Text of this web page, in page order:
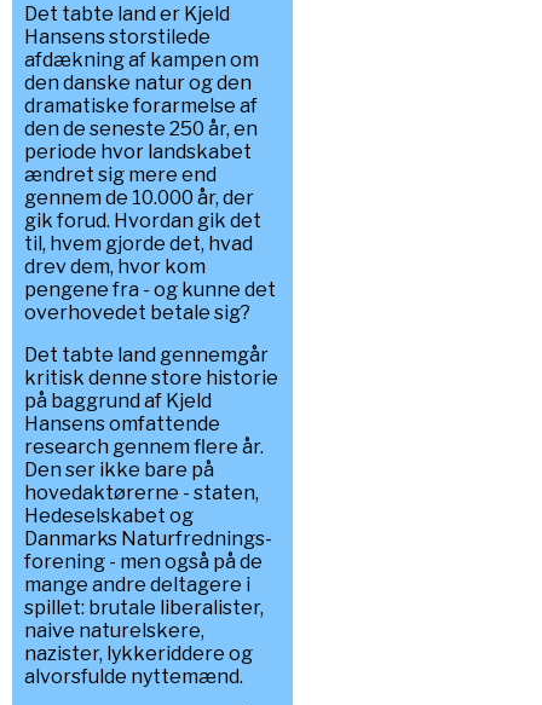
Det tabte land er Kjeld
Hansens storstilede
afdækning af kampen om
den danske natur og den
dramatiske forarmelse af
den de seneste 250 år, en
periode hvor landskabet
ændret sig mere end
gennem de 10.000 år, der
gik forud. Hvordan gik det
til, hvem gjorde det, hvad
drev dem, hvor kom
pengene fra - og kunne det
overhovedet betale sig?
Det tabte land gennemgår
kritisk denne store historie
på baggrund af Kjeld
Hansens omfattende
research gennem flere år.
Den ser ikke bare på
hovedaktørerne - staten,
Hedeselskabet og
Danmarks Naturfrednings-
forening - men også på de
mange andre deltagere i
spillet: brutale liberalister,
naive naturelskere,
nazister, lykkeriddere og
alvorsfulde nyttemænd.